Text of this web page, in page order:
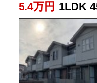
5.4万円 1LDK